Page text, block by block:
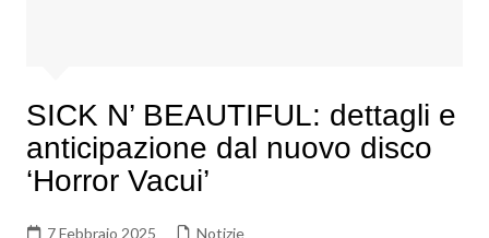
SICK N’ BEAUTIFUL: dettagli e
anticipazione dal nuovo disco
‘Horror Vacui’
7 Febbraio 2025 Notizie